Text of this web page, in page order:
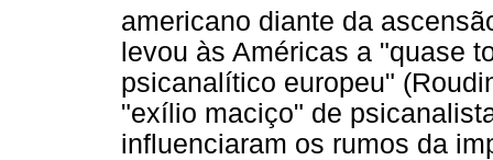
americano diante da
levou às Américas a "quase
psicanalítico europeu"
"exílio maciço" de
influenciaram os rumos da